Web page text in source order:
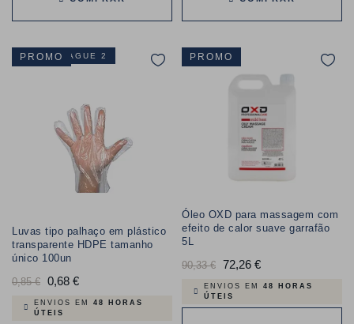
LEVE 3 PAGUE 2
PROMO
Luvas tipo palhaço em plástico
transparente HDPE tamanho
único 100un
Preço
normal
0,85 € 0,68 €Preço
ENVIOS EM 48 HORAS
ÚTEIS
PROMO
Óleo OXD para massagem com
efeito de calor suave garrafão
5L
Preço
normal
90,33 € 72,26 €Preço
ENVIOS EM 48 HORAS
ÚTEIS